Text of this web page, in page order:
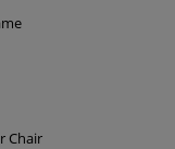
Chair